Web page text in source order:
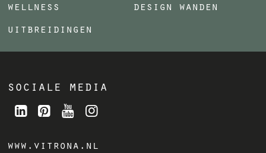
wellness
design wanden
uitbreidingen
sociale media
www.vitrona.nl